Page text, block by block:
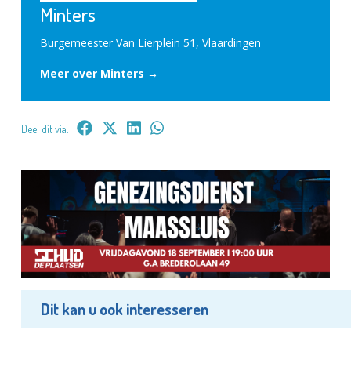
Minters
Burgemeester Van Lierplein 51, Vlaardingen
Meer over Minters →
Deel dit via:
Dit kan u ook interesseren